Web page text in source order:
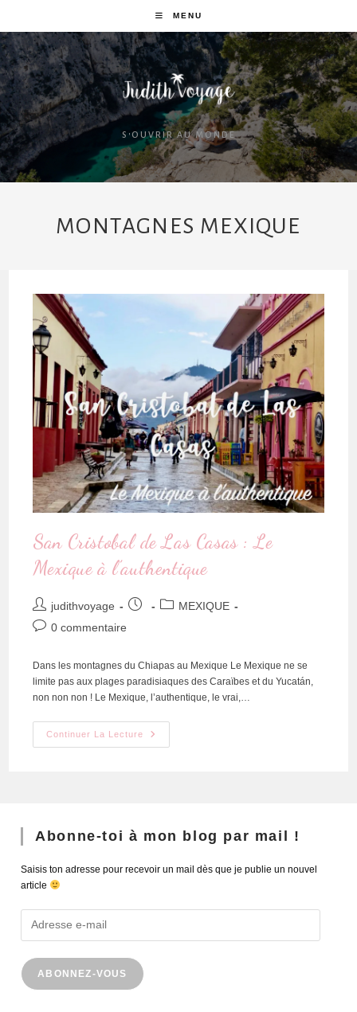
MENU
S'OUVRIR AU MONDE
MONTAGNES MEXIQUE
San Cristobal de Las Casas : Le
Mexique à l’authentique
judithvoyage
MEXIQUE
0 commentaire
Dans les montagnes du Chiapas au Mexique Le Mexique ne se
limite pas aux plages paradisiaques des Caraïbes et du Yucatán,
non non non ! Le Mexique, l’authentique, le vrai,…
Continuer La Lecture
Abonne-toi à mon blog par mail !
Saisis ton adresse pour recevoir un mail dès que je publie un nouvel
article
ABONNEZ-VOUS